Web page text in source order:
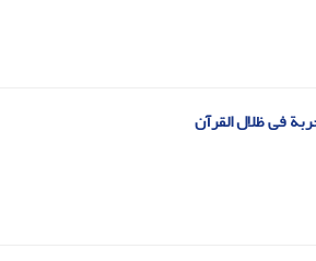
فی ظلال القرآن